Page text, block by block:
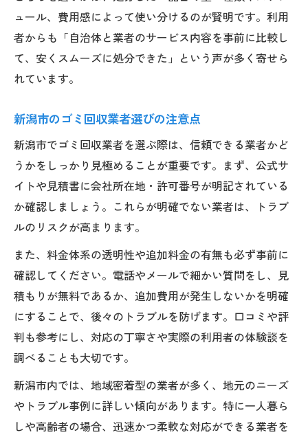
ュール、費用感によって使い分けるのが賢明です。利用
者からも「自治体と業者のサービス内容を事前に比較し
て、安くスムーズに処分できた」という声が多く寄せら
れています。
新潟市のゴミ回収業者選びの注意点
新潟市でゴミ回収業者を選ぶ際は、信頼できる業者かど
うかをしっかり見極めることが重要です。まず、公式サ
イトや見積書に会社所在地・許可番号が明記されている
か確認しましょう。これらが明確でない業者は、トラブ
ルのリスクが高まります。
また、料金体系の透明性や追加料金の有無も必ず事前に
確認してください。電話やメールで細かい質問をし、見
積もりが無料であるか、追加費用が発生しないかを明確
にすることで、後々のトラブルを防げます。口コミや評
判も参考にし、対応の丁寧さや実際の利用者の体験談を
調べることも大切です。
新潟市内では、地域密着型の業者が多く、地元のニーズ
やトラブル事例に詳しい傾向があります。特に一人暮ら
しや高齢者の場合、迅速かつ柔軟な対応ができる業者を